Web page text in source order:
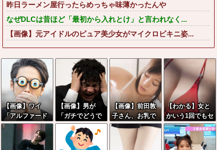
昨日ラーメン屋行ったらめっちゃ味薄かったんや
なぜDLCは昔ほど「最初から入れとけ」と言われなく...
【画像】元アイドルのピュア美少女がマイクロビキニ姿...
【画像】ワイ
「アルファード
いいなあ。買い
に行くか」店員
「ほいっ見積も
【画像】男が
「ガチでどうで
もいい」女の報
告ランキング、
圧倒的第１位と
【画像】前田敦
子さん、お乳で
男の子をパイズ
リwwwwwwww
【わかる】女と
かいう1回でもセ
ックスしたらち
ょろい生物www
www